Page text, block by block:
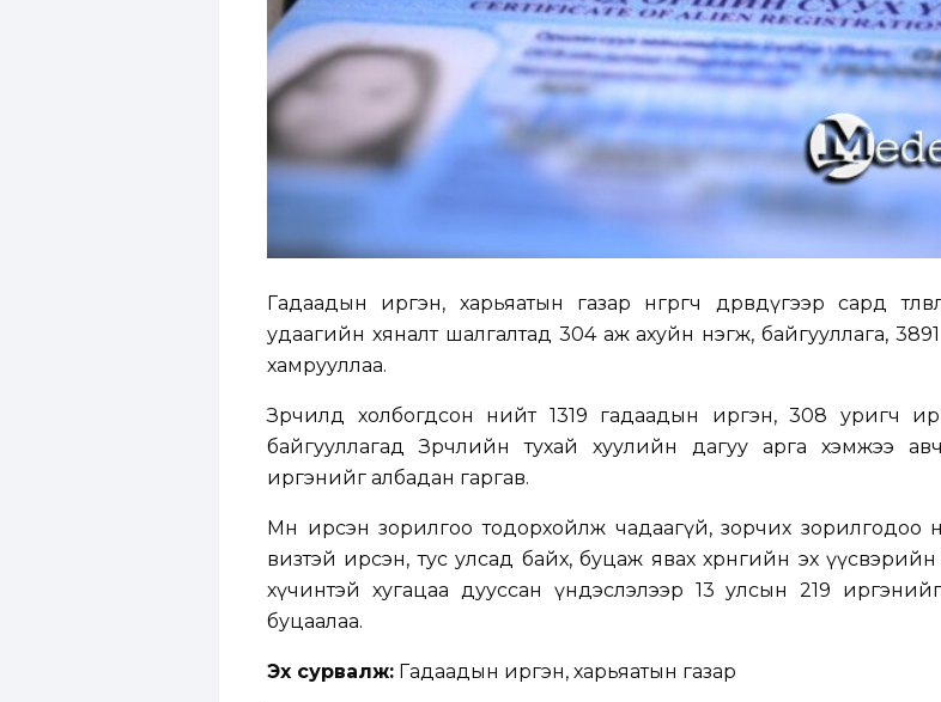
Гадаадын иргэн, харьяатын газар өнгөрөгч дөрөвдүгээр сард
удаагийн хяналт шалгалтад 304 аж ахуйн нэгж, байгууллага,
хамрууллаа.
Зөрчилд холбогдсон нийт 1319 гадаадын иргэн, 308 уригч
байгууллагад Зөрчлийн тухай хуулийн дагуу арга хэмжээ
иргэнийг албадан гаргав.
Мөн ирсэн зорилгоо тодорхойлж чадаагүй, зорчих зорилгодоо
визтэй ирсэн, тус улсад байх, буцаж явах хөрөнгийн эх
хүчинтэй хугацаа дууссан үндэслэлээр 13 улсын 219
буцаалаа.
Эх сурвалж: Гадаадын иргэн, харьяатын газар